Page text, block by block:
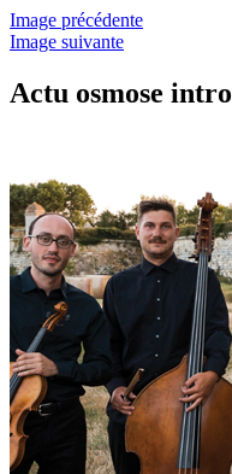
Image précédente
Image suivante
Actu osmose intro